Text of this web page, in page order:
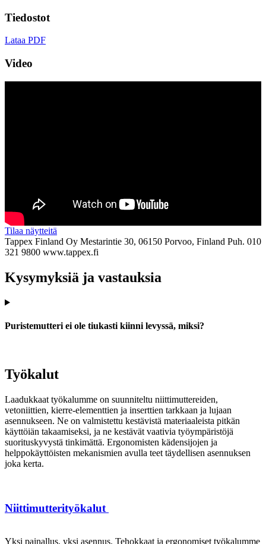
Tiedostot
Lataa PDF
Video
Tilaa näytteitä
Tappex Finland Oy Mestarintie 30, 06150 Porvoo, Finland Puh. 010
321 9800 www.tappex.fi
Kysymyksiä ja vastauksia
Puristemutteri ei ole tiukasti kiinni levyssä, miksi?
Työkalut
Laadukkaat työkalumme on suunniteltu niittimuttereiden,
vetoniittien, kierre-elementtien ja inserttien tarkkaan ja lujaan
asennukseen. Ne on valmistettu kestävistä materiaaleista pitkän
käyttöiän takaamiseksi, ja ne kestävät vaativia työympäristöjä
suorituskyvystä tinkimättä. Ergonomisten kädensijojen ja
helppokäyttöisten mekanismien avulla teet täydellisen asennuksen
joka kerta.
Niittimutterityökalut
Yksi painallus, yksi asennus. Tehokkaat ja ergonomiset työkalumme